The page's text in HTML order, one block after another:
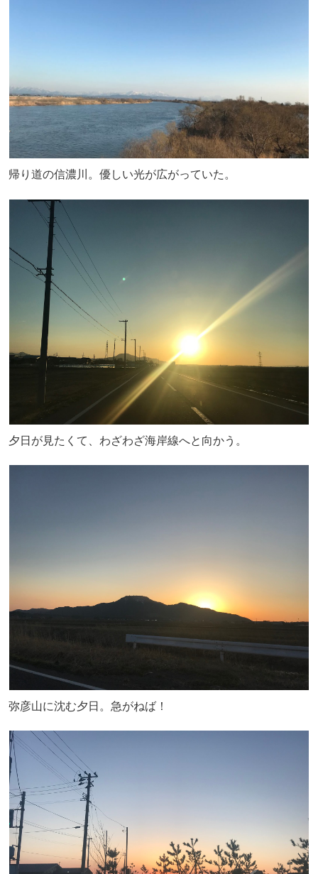
帰り道の信濃川。優しい光が広がっていた。
夕日が見たくて、わざわざ海岸線へと向かう。
弥彦山に沈む夕日。急がねば！